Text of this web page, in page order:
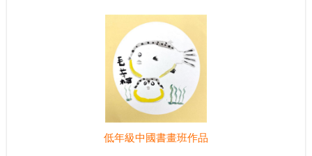
低年級中國書畫班作品